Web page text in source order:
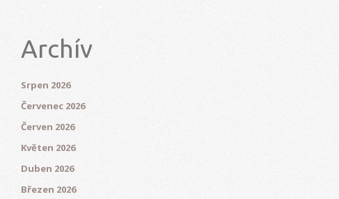
Archív
Srpen 2026
Červenec 2026
Červen 2026
Květen 2026
Duben 2026
Březen 2026